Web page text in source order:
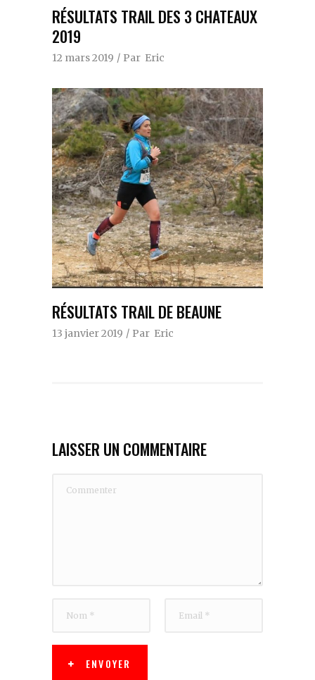
RÉSULTATS TRAIL DES 3 CHATEAUX
2019
12 mars 2019 Par Eric
RÉSULTATS TRAIL DE BEAUNE
13 janvier 2019 Par Eric
LAISSER UN COMMENTAIRE
ENVOYER